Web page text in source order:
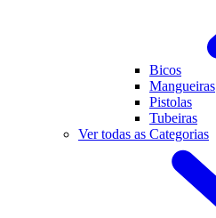
Bicos
Mangueiras
Pistolas
Tubeiras
Ver todas as Categorias